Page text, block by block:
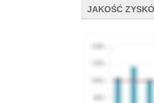
JAKOŚĆ